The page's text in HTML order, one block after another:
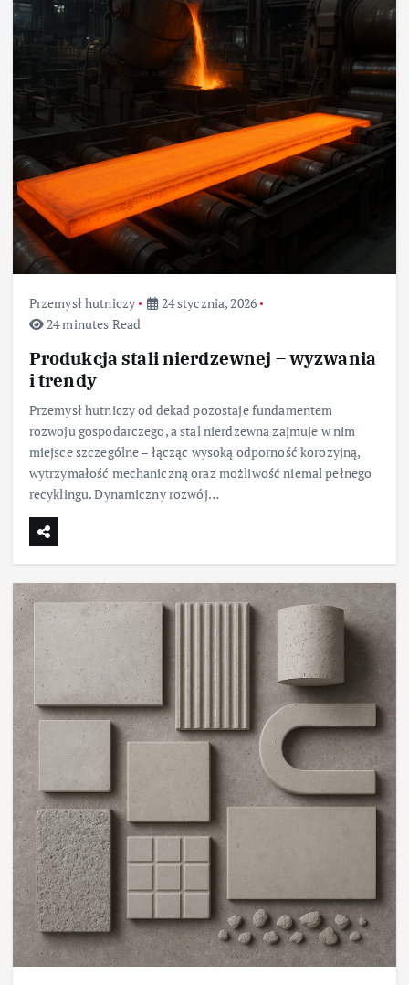
Przemysł hutniczy
24 stycznia, 2026
24 minutes Read
Produkcja stali nierdzewnej – wyzwania
i trendy
Przemysł hutniczy od dekad pozostaje fundamentem
rozwoju gospodarczego, a stal nierdzewna zajmuje w nim
miejsce szczególne – łącząc wysoką odporność korozyjną,
wytrzymałość mechaniczną oraz możliwość niemal pełnego
recyklingu. Dynamiczny rozwój…